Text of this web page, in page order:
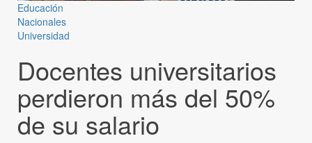
Educación
Nacionales
Universidad
Docentes universitarios
perdieron más del 50%
de su salario